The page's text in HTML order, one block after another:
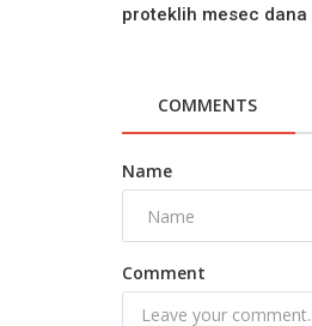
proteklih mesec dana
COMMENTS
Name
Comment
Recepti